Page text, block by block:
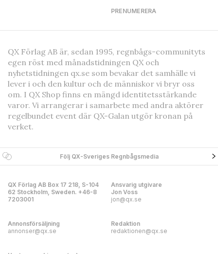
PRENUMERERA
QX Förlag AB är, sedan 1995, regnbågs-communityts
egen röst med månadstidningen QX och
nyhetstidningen qx.se som bevakar det samhälle vi
lever i och den kultur och de människor vi bryr oss
om. I QX Shop finns en mängd identitetsstärkande
varor. Vi arrangerar i samarbete med andra aktörer
regelbundet event där QX-Galan utgör kronan på
verket.
Följ QX-Sveriges Regnbågsmedia
QX Förlag AB Box 17 218, S-104
62 Stockholm, Sweden. +46-8
7203001
Ansvarig utgivare
Jon Voss
jon@qx.se
Annonsförsäljning
annonser@qx.se
Redaktion
redaktionen@qx.se